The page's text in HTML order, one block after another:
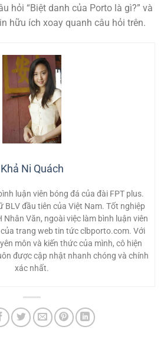
hỏi “Biệt danh của Porto là gì?” và
hữu ích xoay quanh câu hỏi trên.
Khả Ni Quách
luận viên bóng đá của đài FPT plus.
BLV đầu tiên của Việt Nam. Tốt nghiệp
Văn, ngoài việc làm bình luận viên
trang web tin tức clbporto.com. Với
môn và kiến thức của mình, cô hiện
được cập nhật nhanh chóng và chính
xác nhất.